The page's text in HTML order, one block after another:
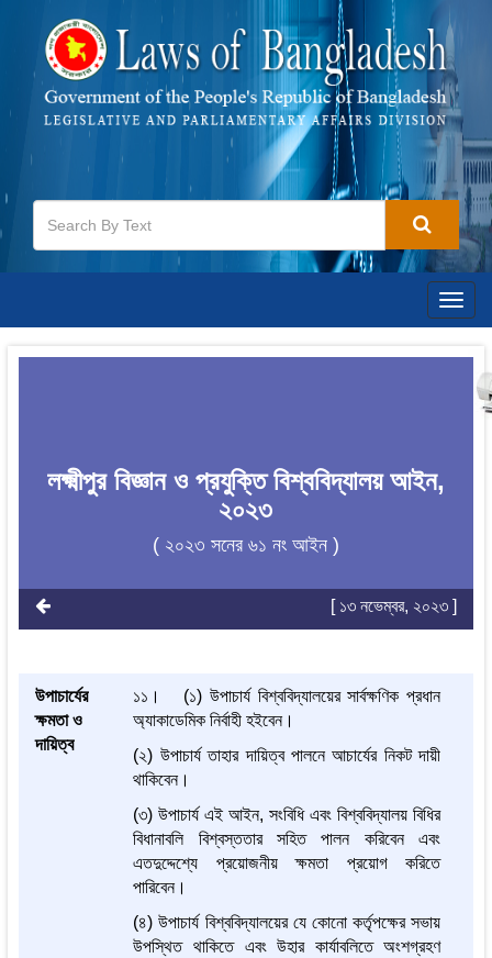
লক্ষ্মীপুর বিজ্ঞান ও প্রযুক্তি বিশ্ববিদ্যালয় আইন,
২০২৩
( ২০২৩ সনের ৬১ নং আইন )
[ ১৩ নভেম্বর, ২০২৩ ]
উপাচার্যের
ক্ষমতা ও
দায়িত্ব
১১। (১) উপাচার্য বিশ্ববিদ্যালয়ের সার্বক্ষণিক প্রধান
অ্যাকাডেমিক নির্বাহী হইবেন।
(২) উপাচার্য তাহার দায়িত্ব পালনে আচার্যের নিকট দায়ী
থাকিবেন।
(৩) উপাচার্য এই আইন, সংবিধি এবং বিশ্ববিদ্যালয় বিধির
বিধানাবলি বিশ্বস্ততার সহিত পালন করিবেন এবং
এতদুদ্দেশ্যে প্রয়োজনীয় ক্ষমতা প্রয়োগ করিতে
পারিবেন।
(৪) উপাচার্য বিশ্ববিদ্যালয়ের যে কোনো কর্তৃপক্ষের সভায়
উপস্থিত থাকিতে এবং উহার কার্যাবলিতে অংশগ্রহণ